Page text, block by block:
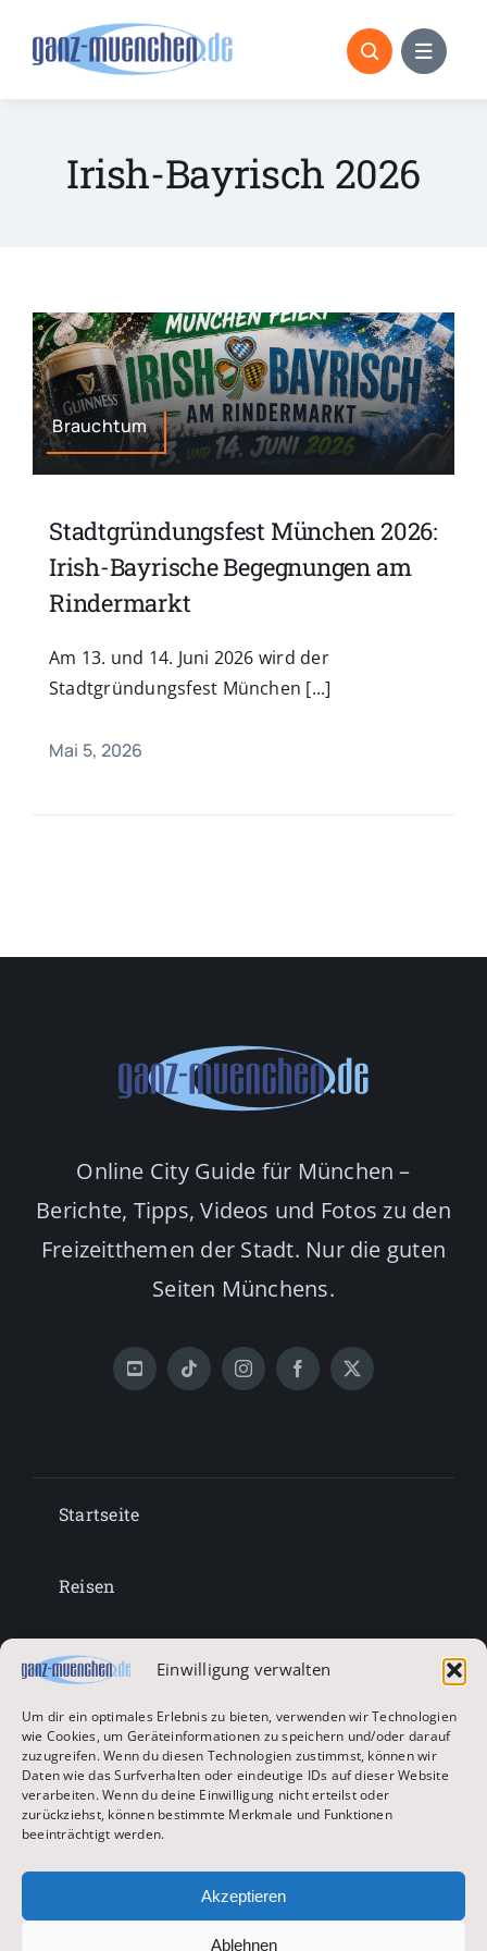
Einwilligung verwalten
Um dir ein optimales Erlebnis zu bieten, verwenden wir Technologien
wie Cookies, um Geräteinformationen zu speichern und/oder darauf
zuzugreifen. Wenn du diesen Technologien zustimmst, können wir
Daten wie das Surfverhalten oder eindeutige IDs auf dieser Website
verarbeiten. Wenn du deine Einwilligung nicht erteilst oder
zurückziehst, können bestimmte Merkmale und Funktionen
beeinträchtigt werden.
Akzeptieren
Ablehnen
Irish-Bayrisch 2026
Brauchtum
Stadtgründungsfest München 2026:
Irish-Bayrische Begegnungen am
Rindermarkt
Am 13. und 14. Juni 2026 wird der
Stadtgründungsfest München [...]
Mai 5, 2026
Online City Guide für München –
Berichte, Tipps, Videos und Fotos zu den
Freizeitthemen der Stadt. Nur die guten
Seiten Münchens.
Startseite
Reisen
Lifestyle
Entertainment
Oktoberfest & Volksfeste
Zur Hauptseite